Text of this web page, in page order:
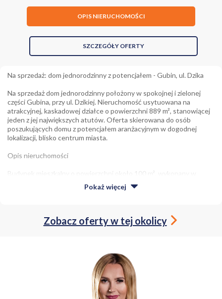
OPIS NIERUCHOMOŚCI
SZCZEGÓŁY OFERTY
Na sprzedaż: dom jednorodzinny z potencjałem - Gubin, ul. Dzika
Na sprzedaż dom jednorodzinny położony w spokojnej i zielonej
części Gubina, przy ul. Dzikiej. Nieruchomość usytuowana na
atrakcyjnej, kaskadowej działce o powierzchni 889 m², stanowiącej
jeden z jej największych atutów. Oferta skierowana do osób
poszukujących domu z potencjałem aranżacyjnym w dogodnej
lokalizacji, blisko centrum miasta.
Opis nieruchomości
Budynek mieszkalny o powierzchni około 100 m², wykonany w
technologii tradycyjnej (murowany). Dom posiada funkcjonalny
układ pomieszczeń i daje możliwość dostosowania wnętrz do
Dodatkowym atutem jest poddasze obejmujące całą powierzchnię
budynku, z możliwością adaptacji na cele mieszkalne lub użytkowe.
Pokaż więcej
Zobacz oferty w tej okolicy